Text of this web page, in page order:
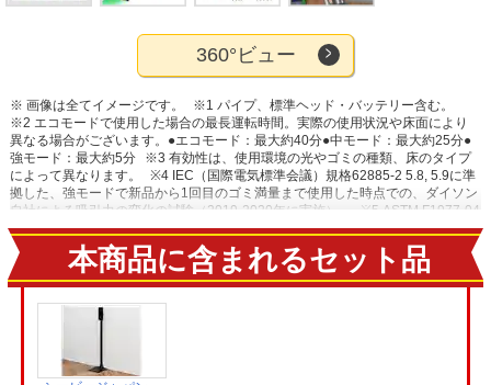
360°ビュー
※ 画像は全てイメージです。
※1 パイプ、標準ヘッド・バッテリー含む。
※2 エコモードで使用した場合の最長運転時間。実際の使用状況や床面により
異なる場合がございます。●エコモード：最大約40分●中モード：最大約25分●
強モード：最大約5分
※3 有効性は、使用環境の光やゴミの種類、床のタイプ
によって異なります。
※4 IEC（国際電気標準会議）規格62885-2 5.8, 5.9に準
拠した、強モードで新品から1回目のゴミ満量まで使用した時点での、ダイソン
自社による吸引力の変化の試験（2019-2020年に実施）。
※5 ASTM F1977-04
に基づくSGS-IBR(米国)による試験結果(2020年実施)。試験は0.3μm以上の粒子
を使用し、強モードで実施。
※6 バッテリー含む。ツールは含まない。
本商品に含まれるセット品